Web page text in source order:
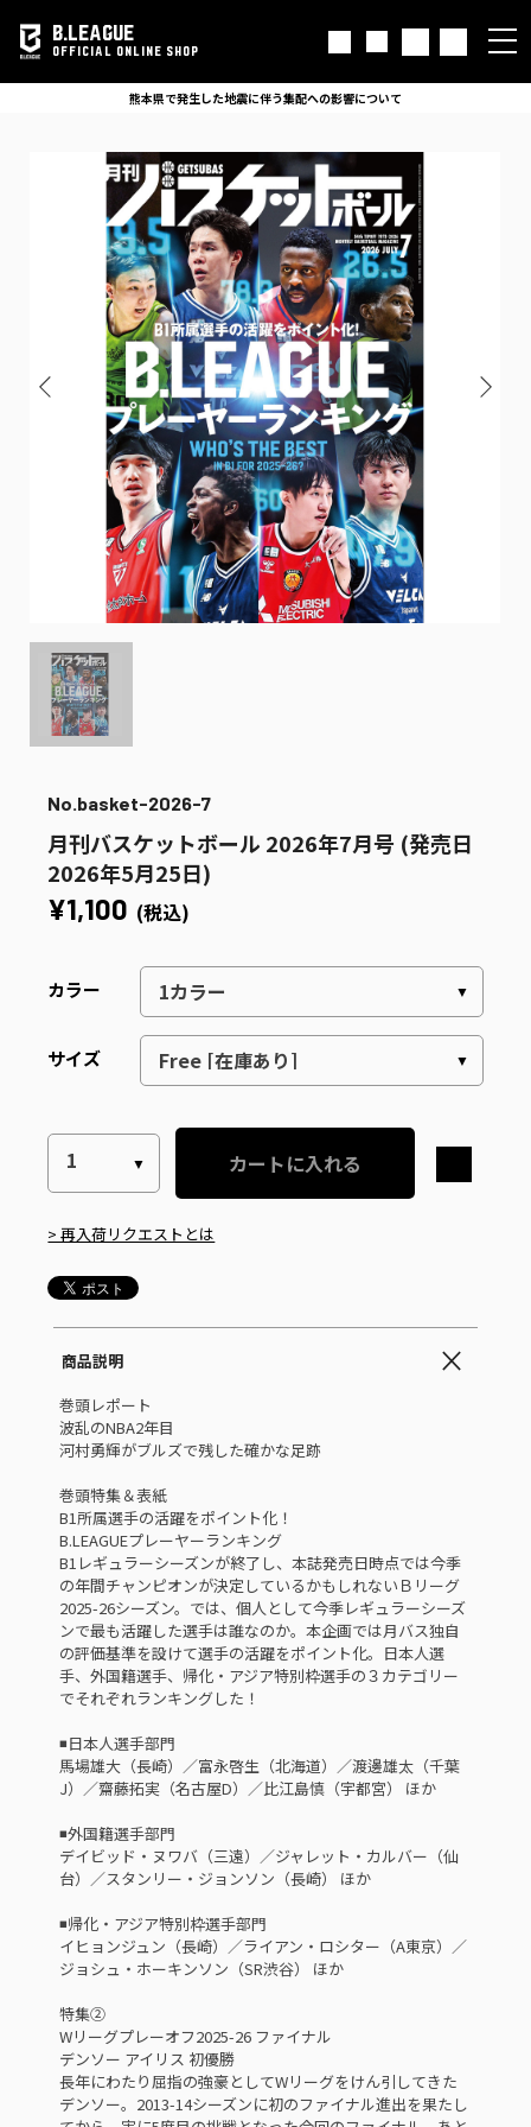
B.LEAGUE
OFFICIAL ONLINE SHOP
熊本県で発生した地震に伴う集配への影響について
No.basket-2026-7
月刊バスケットボール 2026年7月号 (発売日
2026年5月25日)
¥1,100 (税込)
カラー
サイズ
カートに入れる
> 再入荷リクエストとは
商品説明
巻頭レポート
波乱のNBA2年目
河村勇輝がブルズで残した確かな足跡
巻頭特集＆表紙
B1所属選手の活躍をポイント化！
B.LEAGUEプレーヤーランキング
B1レギュラーシーズンが終了し、本誌発売日時点では今季
の年間チャンピオンが決定しているかもしれないＢリーグ
2025-26シーズン。では、個人として今季レギュラーシーズ
ンで最も活躍した選手は誰なのか。本企画では月バス独自
の評価基準を設けて選手の活躍をポイント化。日本人選
手、外国籍選手、帰化・アジア特別枠選手の３カテゴリー
でそれぞれランキングした！
◾️日本人選手部門
馬場雄大（長崎）／富永啓生（北海道）／渡邊雄太（千葉
J）／齋藤拓実（名古屋D）／比江島慎（宇都宮） ほか
◾️外国籍選手部門
デイビッド・ヌワバ（三遠）／ジャレット・カルバー（仙
台）／スタンリー・ジョンソン（長崎） ほか
◾️帰化・アジア特別枠選手部門
イヒョンジュン（長崎）／ライアン・ロシター（A東京）／
ジョシュ・ホーキンソン（SR渋谷） ほか
特集②
Wリーグプレーオフ2025-26 ファイナル
デンソー アイリス 初優勝
長年にわたり屈指の強豪としてWリーグをけん引してきた
デンソー。2013-14シーズンに初のファイナル進出を果たし